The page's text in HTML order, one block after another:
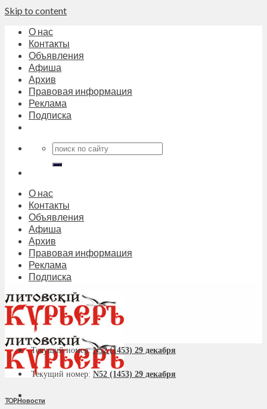
Skip to content
О нас
Контакты
Объявления
Афиша
Архив
Правовая информация
Реклама
Подписка
О нас
Контакты
Объявления
Афиша
Архив
Правовая информация
Реклама
Подписка
Текущий номер:N52 (1453) 29 декабря
Текущий номер: N52 (1453) 29 декабря
TOP,Новости